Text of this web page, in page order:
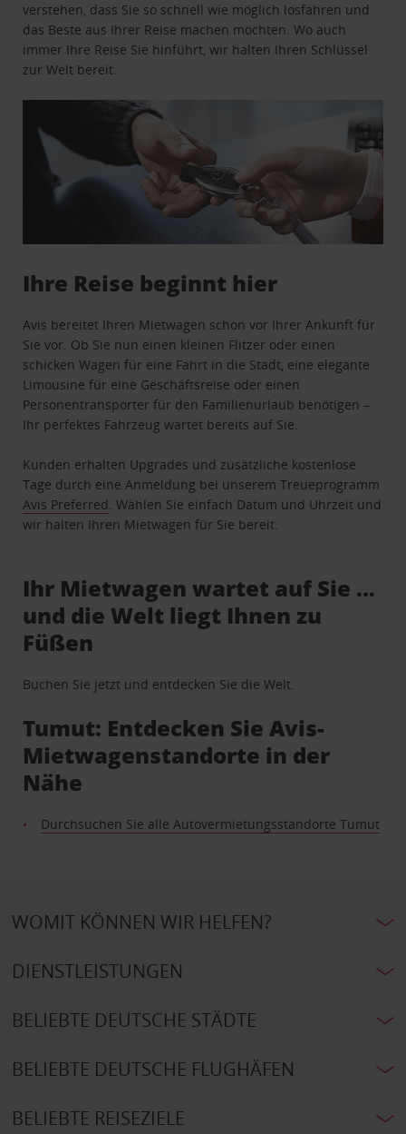
verstehen, dass Sie so schnell wie möglich losfahren und
das Beste aus Ihrer Reise machen möchten. Wo auch
immer Ihre Reise Sie hinführt, wir halten Ihren Schlüssel
zur Welt bereit.
Ihre Reise beginnt hier
Avis bereitet Ihren Mietwagen schon vor Ihrer Ankunft für
Sie vor. Ob Sie nun einen kleinen Flitzer oder einen
schicken Wagen für eine Fahrt in die Stadt, eine elegante
Limousine für eine Geschäftsreise oder einen
Personentransporter für den Familienurlaub benötigen –
Ihr perfektes Fahrzeug wartet bereits auf Sie.
Kunden erhalten Upgrades und zusätzliche kostenlose
Tage durch eine Anmeldung bei unserem Treueprogramm
Avis Preferred . Wählen Sie einfach Datum und Uhrzeit und
wir halten Ihren Mietwagen für Sie bereit.
Ihr Mietwagen wartet auf Sie …
und die Welt liegt Ihnen zu
Füßen
Buchen Sie jetzt und entdecken Sie die Welt.
Tumut: Entdecken Sie Avis-
Mietwagenstandorte in der
Nähe
Durchsuchen Sie alle Autovermietungsstandorte Tumut
WOMIT KÖNNEN WIR HELFEN?
DIENSTLEISTUNGEN
BELIEBTE DEUTSCHE STÄDTE
BELIEBTE DEUTSCHE FLUGHÄFEN
BELIEBTE REISEZIELE